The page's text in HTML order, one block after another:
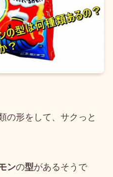
の形をして、サクっと
ンの型があるそうで